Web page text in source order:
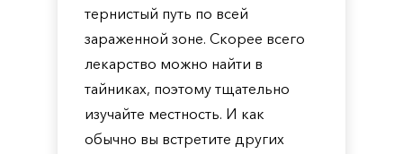
тернистый путь по всей
зараженной зоне. Скорее всего
лекарство можно найти в
тайниках, поэтому тщательно
изучайте местность. И как
обычно вы встретите других